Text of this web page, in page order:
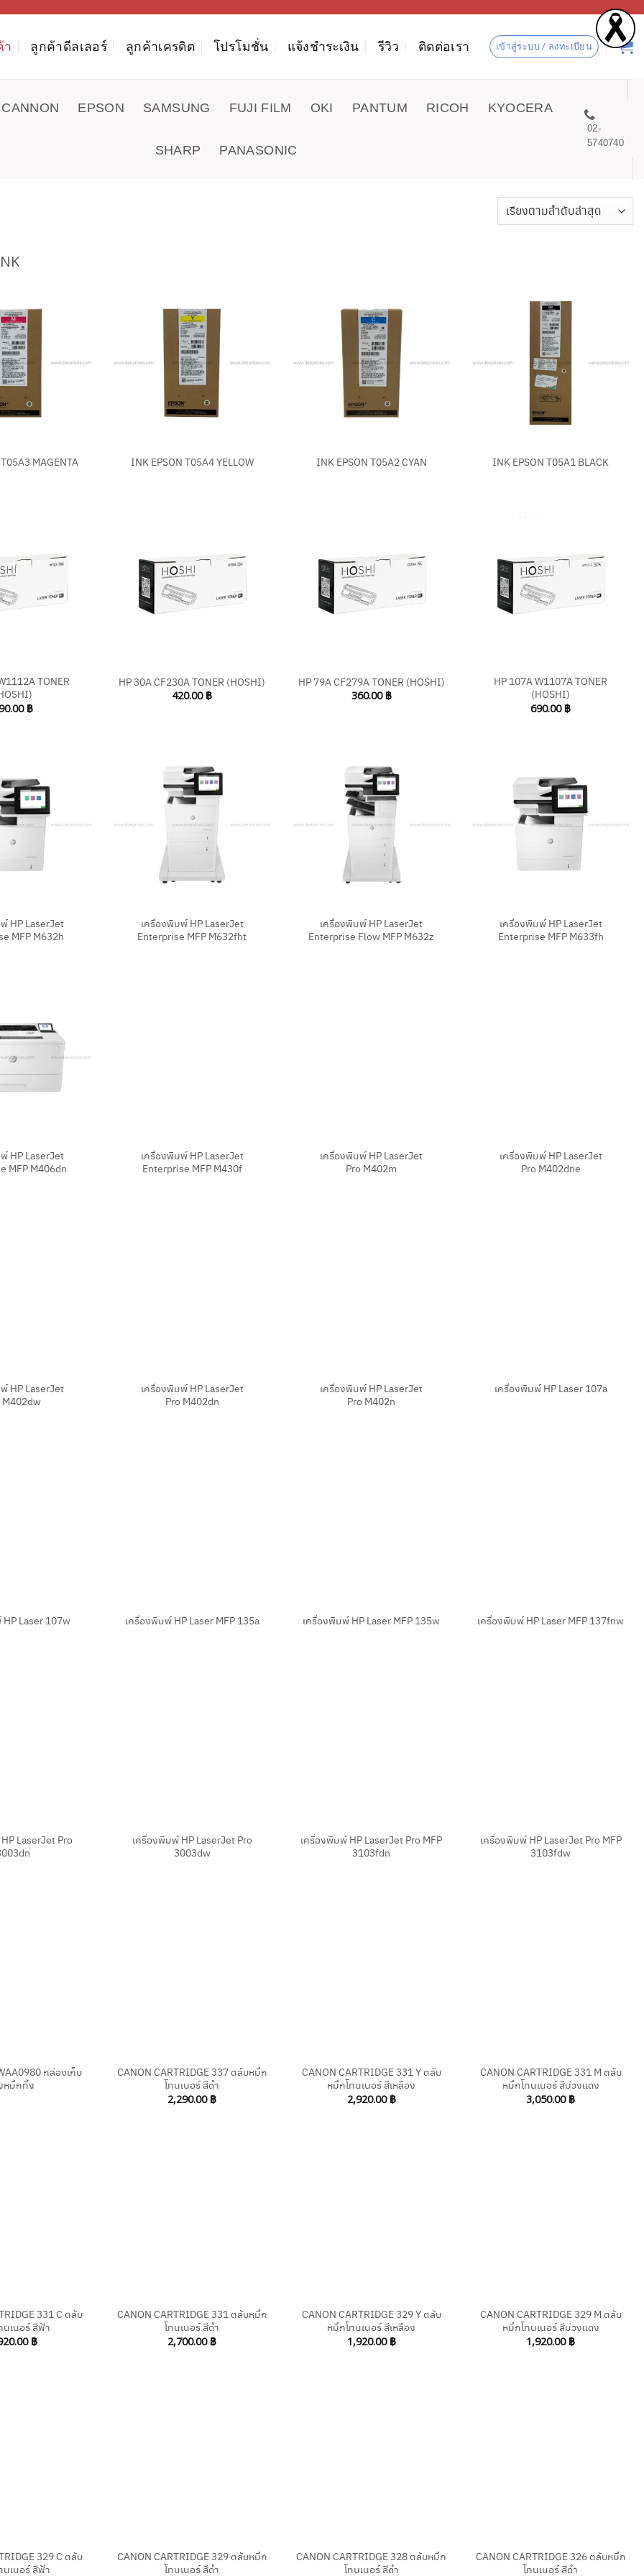
า ลูกค้าดีลเลอร์ ลูกค้าเครดิต โปรโมชั่น แจ้งชำระเงิน รีวิว ติดต่อเรา เข้าสู่ระบบ / ลงทะเบียน
CANNON EPSON SAMSUNG FUJI FILM OKI PANTUM RICOH KYOCERA
SHARP PANASONIC
02-
5740740
MAGENTA INK EPSON T05A4 YELLOW INK EPSON T05A2 CYAN INK EPSON T05A1 BLACK
TONER
฿
HP 30A CF230A TONER (HOSHI)
420.00 ฿
HP 79A CF279A TONER (HOSHI)
360.00 ฿
HP 107A W1107A TONER
(HOSHI)
690.00 ฿
HP LaserJet
MFP M632h
เครื่องพิมพ์ HP LaserJet
Enterprise MFP M632fht
เครื่องพิมพ์ HP LaserJet
Enterprise Flow MFP M632z
เครื่องพิมพ์ HP LaserJet
Enterprise MFP M633fh
HP LaserJet
MFP M406dn
เครื่องพิมพ์ HP LaserJet
Enterprise MFP M430f
เครื่องพิมพ์ HP LaserJet
Pro M402m
เครื่องพิมพ์ HP LaserJet
Pro M402dne
HP LaserJet
M402dw
เครื่องพิมพ์ HP LaserJet
Pro M402dn
เครื่องพิมพ์ HP LaserJet
Pro M402n
เครื่องพิมพ์ HP Laser 107a
Laser 107w เครื่องพิมพ์ HP Laser MFP 135a เครื่องพิมพ์ HP Laser MFP 135w เครื่องพิมพ์ HP Laser MFP 137fnw
LaserJet Pro
เครื่องพิมพ์ HP LaserJet Pro
3003dw
เครื่องพิมพ์ HP LaserJet Pro MFP
3103fdn
เครื่องพิมพ์ HP LaserJet Pro MFP
3103fdw
กล่องเก็บ
หมึกทิ้ง
CANON CARTRIDGE 337 ตลับหมึก
โทนเนอร์ สีดำ
2,290.00 ฿
CANON CARTRIDGE 331 Y ตลับ
หมึกโทนเนอร์ สีเหลือง
2,920.00 ฿
CANON CARTRIDGE 331 M ตลับ
หมึกโทนเนอร์ สีม่วงแดง
3,050.00 ฿
331 C ตลับ
นเนอร์ สีฟ้า
฿
CANON CARTRIDGE 331 ตลับหมึก
โทนเนอร์ สีดำ
2,700.00 ฿
CANON CARTRIDGE 329 Y ตลับ
หมึกโทนเนอร์ สีเหลือง
1,920.00 ฿
CANON CARTRIDGE 329 M ตลับ
หมึกโทนเนอร์ สีม่วงแดง
1,920.00 ฿
329 C ตลับ
นเนอร์ สีฟ้า
CANON CARTRIDGE 329 ตลับหมึก
โทนเนอร์ สีดำ
CANON CARTRIDGE 328 ตลับหมึก
โทนเนอร์ สีดำ
CANON CARTRIDGE 326 ตลับหมึก
โทนเนอร์ สีดำ